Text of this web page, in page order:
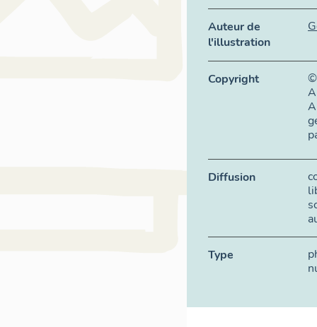
Auteur de
l'illustration
Copyright
Diffusion
Type